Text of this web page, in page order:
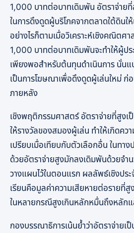
1,000 บาทต่อบาทเดิมพัน อัตราจ่าย
ในการดึงดูดผู้บริโภคจากตลาดใต้ดินใ
อย่างไรก็ตามเมื่อวิเคราะห์เชิงคณิตศ
1,000 บาทต่อบาทเดิมพันจะทำให้ผู้ป
เพียงพอสำหรับต้นทุนดำเนินการ นั่นแ
เป็นการโฆษณาเพื่อดึงดูดผู้เล่นใหม่ ก่
ภายหลัง
เชิงพฤติกรรมศาสตร์ อัตราจ่ายที่สูงเ
ให้รางวัลของสมองผู้เล่น ทำให้เกิดคว
เปรียบเมื่อเทียบกับตัวเลือกอื่น ในทา
ด้วยอัตราจ่ายสูงมักลงเดิมพันด้วยจำ
วางแผนไว้ในตอนแรก ผลลัพธ์เชิงปร
เรียนคือมูลค่าความเสียหายต่อรายที่
ในหลายกรณีสูงเกินหลักหมื่นถึงหลัก
กองบรรณาธิการเน้นย้ำว่าอัตราจ่ายเ